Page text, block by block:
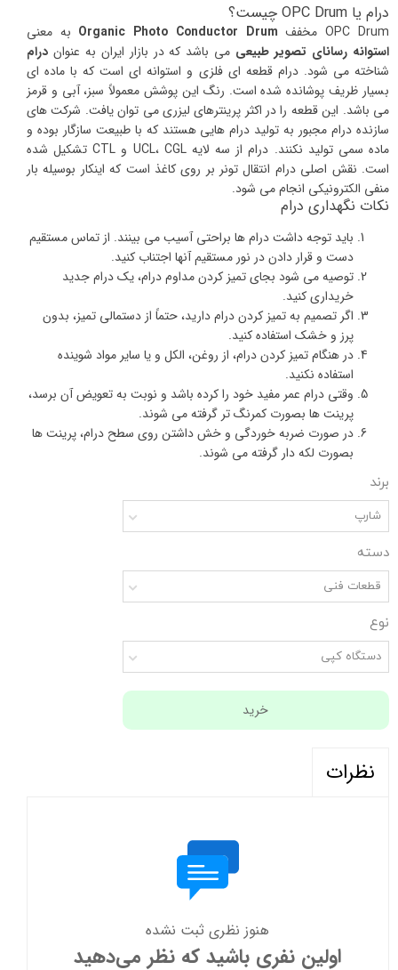
درام یا OPC Drum چیست؟
OPC Drum مخفف Organic Photo Conductor Drum به معنی
استوانه رسانای تصویر طبیعی می باشد که در بازار ایران به عنوان درام
شناخته می شود. درام قطعه ای فلزی و استوانه ای است که با ماده ای
بسیار ظریف پوشانده شده است. رنگ این پوشش معمولاً سبز، آبی و قرمز
می باشد. این قطعه را در اکثر پرینترهای لیزری می توان یافت. شرکت های
سازنده درام مجبور به تولید درام هایی هستند که با طبیعت سازگار بوده و
ماده سمی تولید نکنند. درام از سه لایه UCL، CGL و CTL تشکیل شده
است. نقش اصلی درام انتقال تونر بر روی کاغذ است که اینکار بوسیله بار
منفی الکترونیکی انجام می شود.
نکات نگهداری درام
باید توجه داشت درام ها براحتی آسیب می بینند. از تماس مستقیم
دست و قرار دادن در نور مستقیم آنها اجتناب کنید.
توصیه می شود بجای تمیز کردن مداوم درام، یک درام جدید
خریداری کنید.
اگر تصمیم به تمیز کردن درام دارید، حتماً از دستمالی تمیز، بدون
پرز و خشک استفاده کنید.
در هنگام تمیز کردن درام، از روغن، الکل و یا سایر مواد شوینده
استفاده نکنید.
وقتی درام عمر مفید خود را کرده باشد و نوبت به تعویض آن برسد،
پرینت ها بصورت کمرنگ تر گرفته می شوند.
در صورت ضربه خوردگی و خش داشتن روی سطح درام، پرینت ها
بصورت لکه دار گرفته می شوند.
برند
شارپ
دسته
قطعات فنی
نوع
دستگاه کپی
خرید
نظرات
هنوز نظری ثبت نشده
اولین نفری باشید که نظر می‌دهید